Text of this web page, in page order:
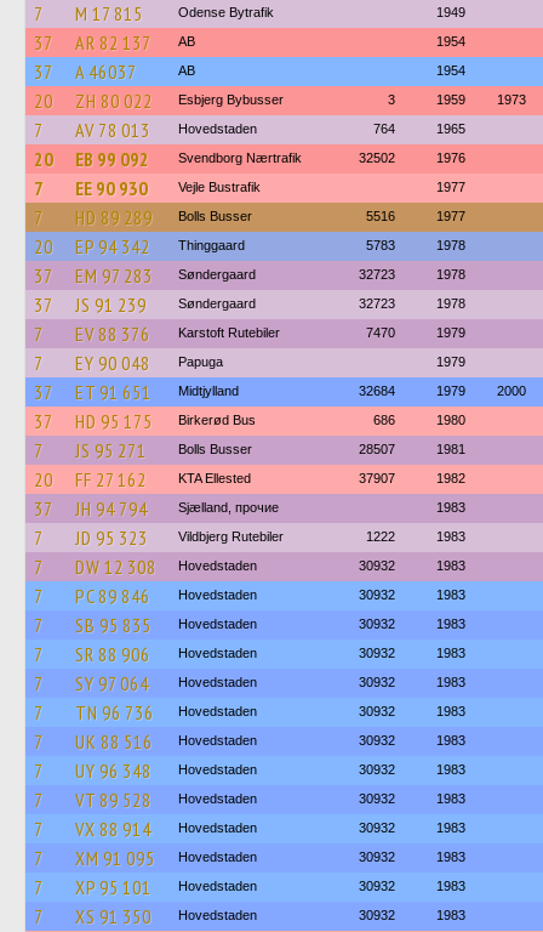
7 M 17 815 Odense Bytrafik 1949
37 AR 82 137 AB 1954
37 A 46037 AB 1954
20 ZH 80 022 Esbjerg Bybusser 3 1959 1973
7 AV 78 013 Hovedstaden 764 1965
20 EB 99 092 Svendborg Nærtrafik 32502 1976
7 EE 90 930 Vejle Bustrafik 1977
7 HD 89 289 Bolls Busser 5516 1977
20 EP 94 342 Thinggaard 5783 1978
37 EM 97 283 Søndergaard 32723 1978
37 JS 91 239 Søndergaard 32723 1978
7 EV 88 376 Karstoft Rutebiler 7470 1979
7 EY 90 048 Papuga 1979
37 ET 91 651 Midtjylland 32684 1979 2000
37 HD 95 175 Birkerød Bus 686 1980
7 JS 95 271 Bolls Busser 28507 1981
20 FF 27 162 KTA Ellested 37907 1982
37 JH 94 794 Sjælland, прочие 1983
7 JD 95 323 Vildbjerg Rutebiler 1222 1983
7 DW 12 308 Hovedstaden 30932 1983
7 PC 89 846 Hovedstaden 30932 1983
7 SB 95 835 Hovedstaden 30932 1983
7 SR 88 906 Hovedstaden 30932 1983
7 SY 97 064 Hovedstaden 30932 1983
7 TN 96 736 Hovedstaden 30932 1983
7 UK 88 516 Hovedstaden 30932 1983
7 UY 96 348 Hovedstaden 30932 1983
7 VT 89 528 Hovedstaden 30932 1983
7 VX 88 914 Hovedstaden 30932 1983
7 XM 91 095 Hovedstaden 30932 1983
7 XP 95 101 Hovedstaden 30932 1983
7 XS 91 350 Hovedstaden 30932 1983